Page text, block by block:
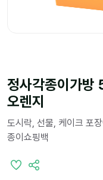
정사각종이가
오렌지
도시락, 선물, 케이크 포
종이쇼핑백